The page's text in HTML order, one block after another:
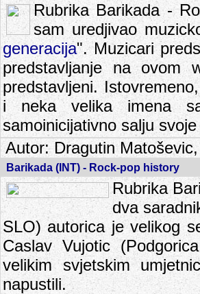
Rubrika Barikada -
sam uredjivao
generacija". Muzicari
predstavljanje na ovom
predstavljeni.
i neka velika imena
samoinicijativno salju
Autor: Dragutin
Barikada (INT) - Rock-pop history
Rubrika
dva
SLO) autorica je velikog
Caslav Vujotic
velikim svjetskim
napustili.